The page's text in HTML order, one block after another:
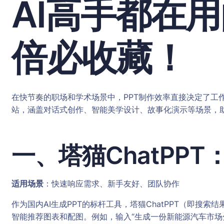
AI高手都在
倍必收藏！
在快节奏的职场和学术场景中，PPT制作效率直接决定了
站，涵盖对话式创作、智能美学设计、故事化演示等场景，
一、塔猫ChatPPT
适用场景 ：快速响应需求、新手友好、团队协作
作为国内AI生成PPT的标杆工具，塔猫ChatPPT（即搜索
智能推荐图表和配图。例如，输入“生成一份新能源汽车市